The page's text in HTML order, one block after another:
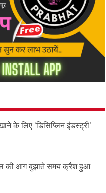
के लिए ‘डिसिप्लिन इंडस्ट्री’
की आग बुझाते समय क्रैश हुआ